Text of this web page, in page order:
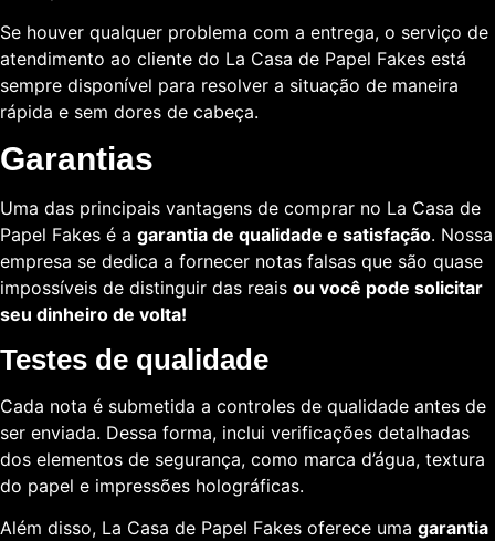
Se houver qualquer problema com a entrega, o serviço de
atendimento ao cliente do La Casa de Papel Fakes está
sempre disponível para resolver a situação de maneira
rápida e sem dores de cabeça.
Garantias
Uma das principais vantagens de comprar no La Casa de
Papel Fakes é a garantia de qualidade e satisfação. Nossa
empresa se dedica a fornecer notas falsas que são quase
impossíveis de distinguir das reais ou você pode solicitar
seu dinheiro de volta!
Testes de qualidade
Cada nota é submetida a controles de qualidade antes de
ser enviada. Dessa forma, inclui verificações detalhadas
dos elementos de segurança, como marca d’água, textura
do papel e impressões holográficas.
Além disso, La Casa de Papel Fakes oferece uma garantia